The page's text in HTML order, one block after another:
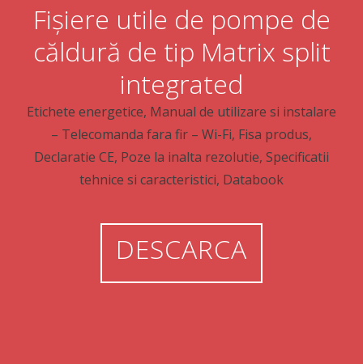
Fișiere utile de pompe de
căldură de tip Matrix split
integrated
Etichete energetice, Manual de utilizare si instalare
– Telecomanda fara fir – Wi-Fi, Fisa produs,
Declaratie CE, Poze la inalta rezolutie, Specificatii
tehnice si caracteristici, Databook
DESCARCA